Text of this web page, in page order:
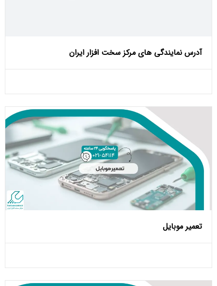
آدرس نمایندگی های مرکز سخت افزار ایران
تعمیر موبایل